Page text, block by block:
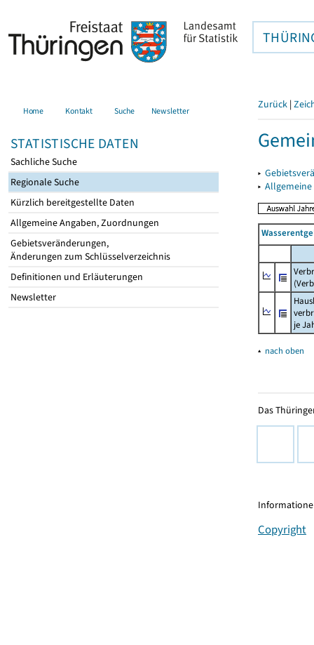
Home Kontakt Suche Newsletter
STATISTISCHE DATEN
Sachliche Suche
Regionale Suche
Kürzlich bereitgestellte Daten
Allgemeine Angaben, Zuordnungen
Gebietsveränderungen,
Änderungen zum Schlüsselverzeichnis
Definitionen und Erläuterungen
Newsletter
Zurück |
▸
▸
je
▴ nach oben
Das
Copyright